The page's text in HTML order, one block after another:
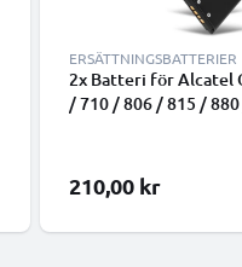
ERSÄTTNINGSBATTERIER
2x Batteri för Alcatel
/ 710 / 806 / 815 /
210,00 kr